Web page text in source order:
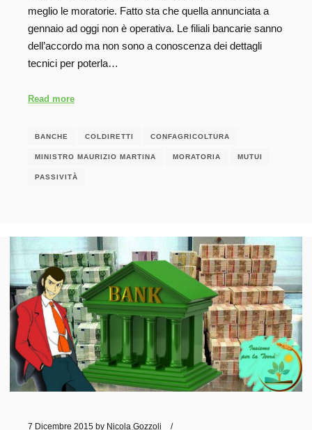
meglio le moratorie. Fatto sta che quella annunciata a
gennaio ad oggi non è operativa. Le filiali bancarie sanno
dell’accordo ma non sono a conoscenza dei dettagli
tecnici per poterla…
Read more
BANCHE COLDIRETTI CONFAGRICOLTURA
MINISTRO MAURIZIO MARTINA MORATORIA MUTUI
PASSIVITÀ
7 Dicembre 2015 by Nicola Gozzoli